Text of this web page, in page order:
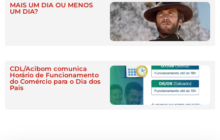
MAIS UM DIA OU MENOS
UM DIA?
CDL/Acibom comunica
Horário de Funcionamento
do Comércio para o Dia dos
Pais